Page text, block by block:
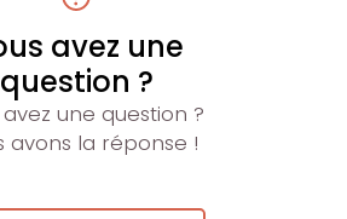
avez une
question ?
une question ?
avons la réponse !